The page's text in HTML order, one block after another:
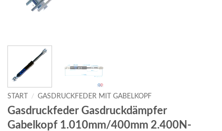
START / GASDRUCKFEDER MIT GABELKOPF
Gasdruckfeder Gasdruckdämpfer
Gabelkopf 1.010mm/400mm 2.400N-